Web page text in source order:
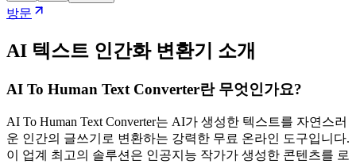
방문
AI 텍스트 인간화 변환기 소개
AI To Human Text Converter란 무엇인가요?
AI To Human Text Converter는 AI가 생성한 텍스트를 자연스러
운 인간의 글쓰기로 변환하는 강력한 무료 온라인 도구입니다.
이 업계 최고의 솔루션은 인공지능 작가가 생성한 콘텐츠를 로